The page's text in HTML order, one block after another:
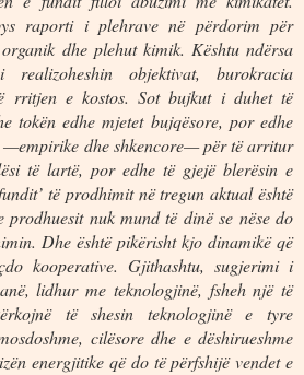
raporti i plehrave në përdorim për
dhe plehut kimik. Kështu ndërsa
realizoheshin objektivat, burokracia
rritjen e kostos. Sot bujkut i duhet të
tokën edhe mjetet bujqësore, por edhe
—empirike dhe shkencore— për të arritur
të lartë, por edhe të gjejë blerësin e
të prodhimit në tregun aktual është
prodhuesit nuk mund të dinë se nëse do
Dhe është pikërisht kjo dinamikë që
kooperative. Gjithashtu, sugjerimi i
lidhur me teknologjinë, fsheh një të
të shesin teknologjinë e tyre
cilësore dhe e dëshirueshme
energjitike që do të përfshijë vendet e